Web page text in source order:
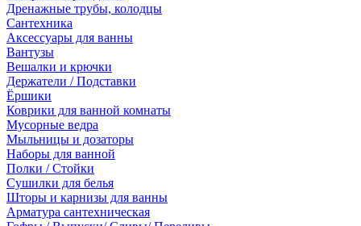
Дренажные трубы, колодцы
Сантехника
Аксессуары для ванны
Вантузы
Вешалки и крючки
Держатели / Подставки
Ёршики
Коврики для ванной комнаты
Мусорные ведра
Мыльницы и дозаторы
Наборы для ванной
Полки / Стойки
Сушилки для белья
Шторы и карнизы для ванны
Арматура сантехническая